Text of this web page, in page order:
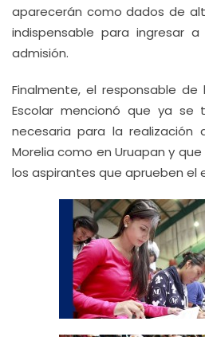
aparecerán como dados de
indispensable para ingresar
admisión.
Finalmente, el responsable
Escolar mencionó que ya se
necesaria para la
Morelia como en Uruapan y
los aspirantes que aprueben el